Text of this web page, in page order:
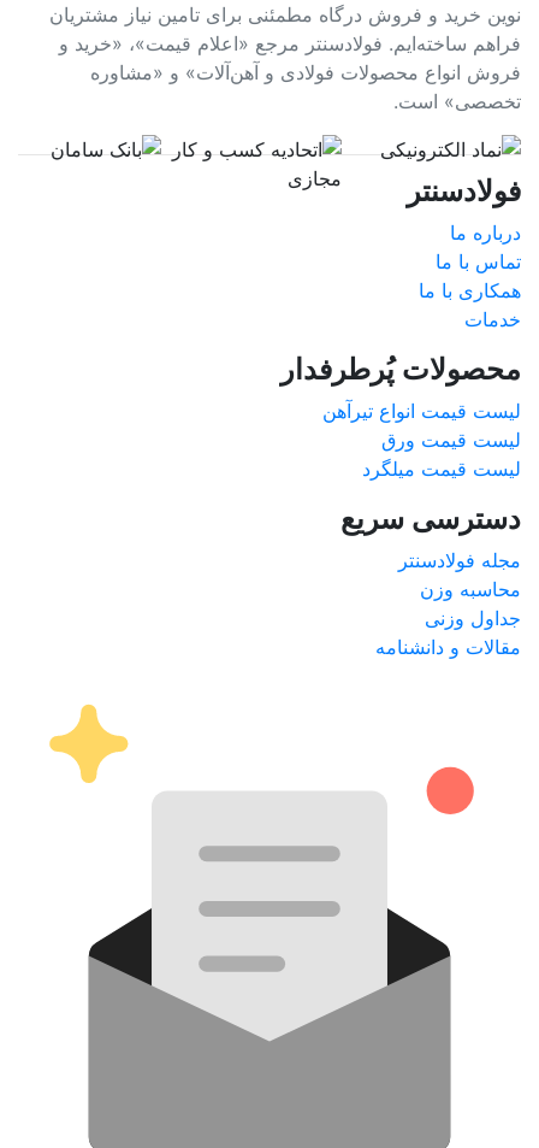
نوین خرید و فروش درگاه مطمئنی برای تامین نیاز مشتریان
فراهم ساخته‌ایم. فولادسنتر مرجع «اعلام قیمت»، «خرید و
فروش انواع محصولات فولادی و آهن‌آلات» و «مشاوره
تخصصی» است.
فولادسنتر
درباره ما
تماس با ما
همکاری با ما
خدمات
محصولات پُرطرفدار
لیست قیمت انواع تیرآهن
لیست قیمت ورق
لیست قیمت میلگرد
دسترسی سریع
مجله فولادسنتر
محاسبه وزن
جداول وزنی
مقالات و دانشنامه